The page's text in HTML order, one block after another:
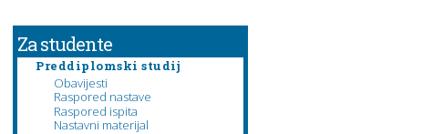
Za studente
Preddiplomski studij
Obavijesti
Raspored nastave
Raspored ispita
Nastavni materijal